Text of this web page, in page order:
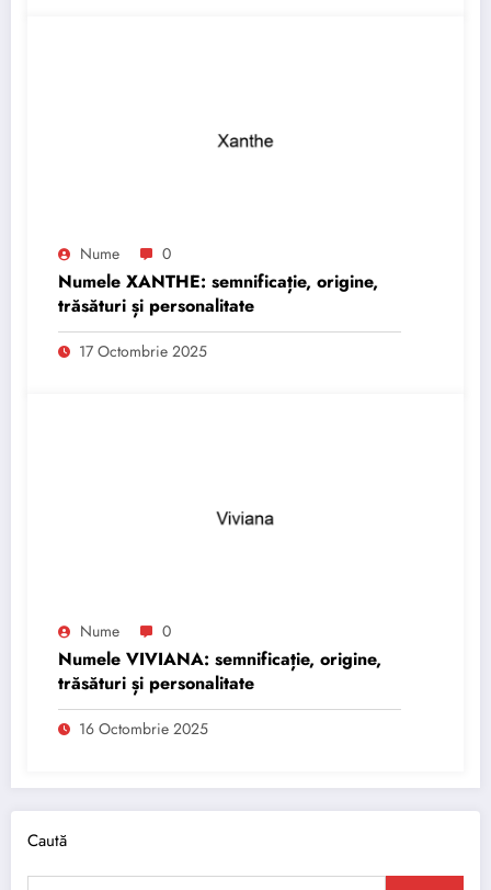
Nume 0
Numele XANTHE: semnificație, origine,
trăsături și personalitate
17 Octombrie 2025
Nume 0
Numele VIVIANA: semnificație, origine,
trăsături și personalitate
16 Octombrie 2025
Caută